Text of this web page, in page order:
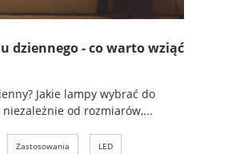
dziennego - co warto wziąć
Jakie lampy wybrać do
od rozmiarów,...
Zastosowania LED